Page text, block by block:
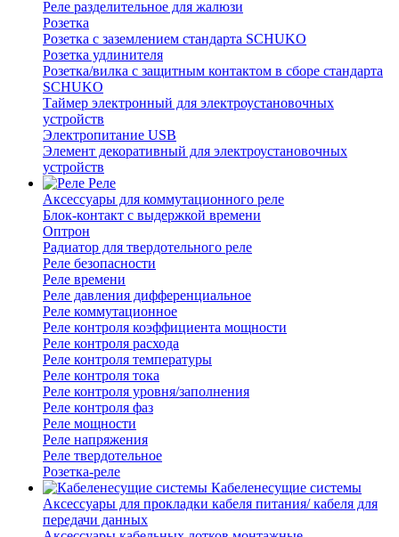
Реле разделительное для жалюзи
Розетка
Розетка с заземлением стандарта SCHUKO
Розетка удлинителя
Розетка/вилка с защитным контактом в сборе стандарта
SCHUKO
Таймер электронный для электроустановочных
устройств
Электропитание USB
Элемент декоративный для электроустановочных
устройств
Реле
Аксессуары для коммутационного реле
Блок-контакт с выдержкой времени
Оптрон
Радиатор для твердотельного реле
Реле безопасности
Реле времени
Реле давления дифференциальное
Реле коммутационное
Реле контроля коэффициента мощности
Реле контроля расхода
Реле контроля температуры
Реле контроля тока
Реле контроля уровня/заполнения
Реле контроля фаз
Реле мощности
Реле напряжения
Реле твердотельное
Розетка-реле
Кабеленесущие системы
Аксессуары для прокладки кабеля питания/ кабеля для
передачи данных